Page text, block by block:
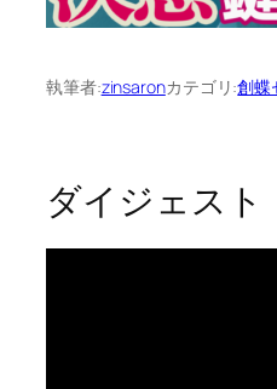
執筆者:zinsaronカテゴリ:創蝶
ダイジェスト